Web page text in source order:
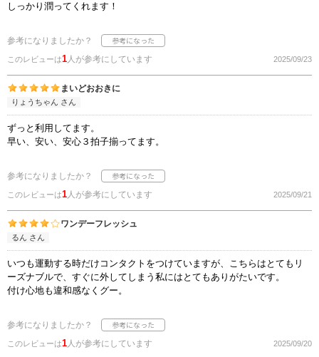
しっかり潤ってくれます！
参考になりましたか？
このレビューは1人が参考にしています 2025/09/23
まいどおおきに
りょうちゃん さん
ずっと利用してます。
早い、安い、安心３拍子揃ってます。
参考になりましたか？
このレビューは1人が参考にしています 2025/09/21
ワンデーフレッシュ
るん さん
いつも運動する時だけコンタクトをつけていますが、こちらはとてもリ
ーズナブルで、すぐに外してしまう私にはとてもありがたいです。
付け心地も違和感なくグー。
参考になりましたか？
このレビューは1人が参考にしています 2025/09/20